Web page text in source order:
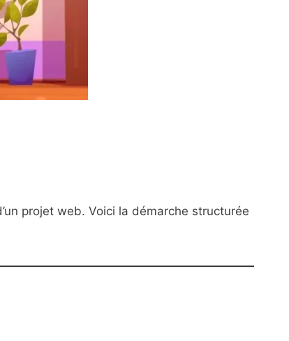
projet web. Voici la démarche structurée